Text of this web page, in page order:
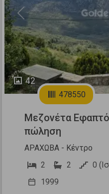
42
Previous
478550
Μεζονέτα
πώληση
ΑΡΑΧΩΒΑ - Κέντρο
2
2 0
1999